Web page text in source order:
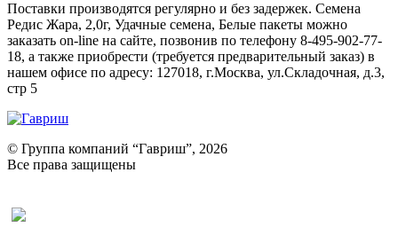
Поставки производятся регулярно и без задержек. Семена
Редис Жара, 2,0г, Удачные семена, Белые пакеты можно
заказать on-line на сайте, позвонив по телефону 8-495-902-77-
18, а также приобрести (требуется предварительный заказ) в
нашем офисе по адресу: 127018, г.Москва, ул.Складочная, д.3,
стр 5
© Группа компаний “Гавриш”, 2026
Все права защищены